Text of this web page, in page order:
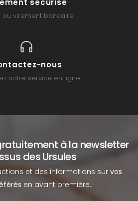
ou virement bancaire
nous
notre service en ligne
à la newsletter
des Ursules
et des informations sur vos
en avant première.